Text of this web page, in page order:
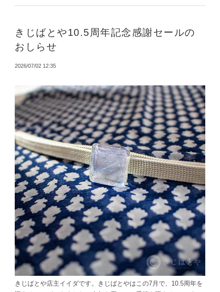
きじばとや10.5周年記念感謝セールの
おしらせ
2026/07/02 12:35
きじばとや店主イイダです。きじばとやはこの7月で、10.5周年を